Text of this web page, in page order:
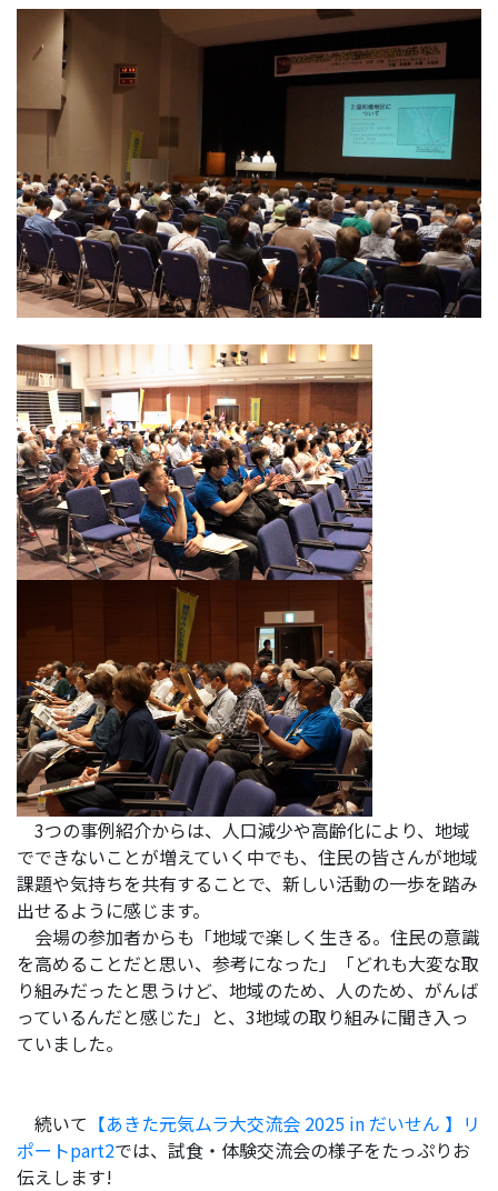
3つの事例紹介からは、人口減少や高齢化により、地域
でできないことが増えていく中でも、住民の皆さんが地域
課題や気持ちを共有することで、新しい活動の一歩を踏み
出せるように感じます。
会場の参加者からも「地域で楽しく生きる。 住民の意識
を高めることだと思い、参考になった」
「どれも大変な取
り組みだったと思うけど、地域のため、人のため、がんば
っているんだと感じた」と、3地域の取り組みに聞き入っ
ていました。
続いて 【あきた元気ムラ大交流会 2025 in だいせん 】リ
ポートpart2では、試食・体験交流会の様子をたっぷりお
伝えします!